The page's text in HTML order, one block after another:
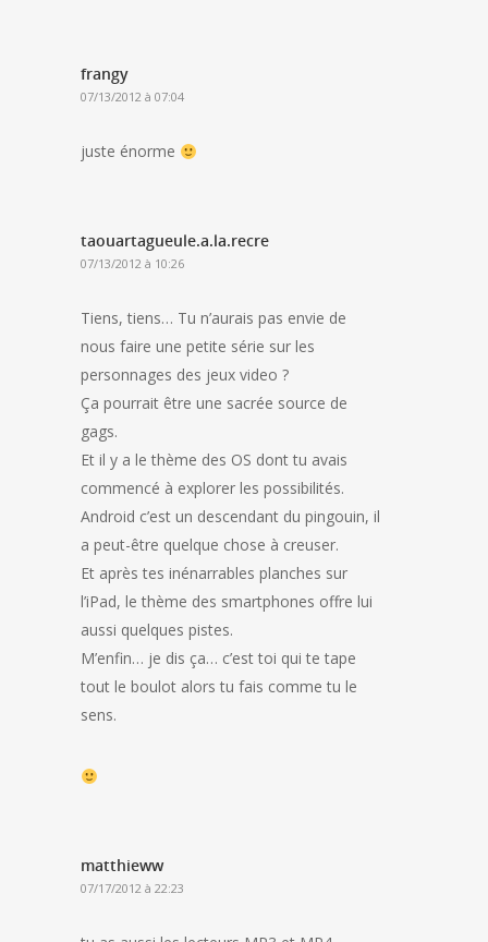
frangy
07/13/2012 à 07:04
juste énorme
taouartagueule.a.la.recre
07/13/2012 à 10:26
Tiens, tiens… Tu n’aurais pas envie de
nous faire une petite série sur les
personnages des jeux video ?
Ça pourrait être une sacrée source de
gags.
Et il y a le thème des OS dont tu avais
commencé à explorer les possibilités.
Android c’est un descendant du pingouin, il
a peut-être quelque chose à creuser.
Et après tes inénarrables planches sur
l’iPad, le thème des smartphones offre lui
aussi quelques pistes.
M’enfin… je dis ça… c’est toi qui te tape
tout le boulot alors tu fais comme tu le
sens.
matthieww
07/17/2012 à 22:23